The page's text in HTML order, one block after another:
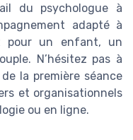
du psychologue à
adapté à
pour un enfant, un
N’hésitez pas à
la première séance
et organisationnels
ou en ligne.